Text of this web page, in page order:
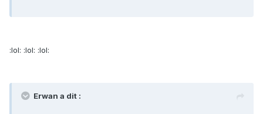
:lol: :lol: :lol:
Erwan a dit :